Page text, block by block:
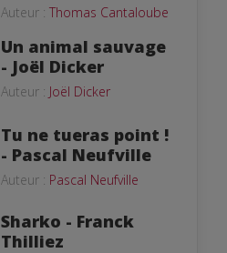
Auteur : Thomas Cantaloube
Un animal sauvage
- Joël Dicker
Auteur : Joël Dicker
Tu ne tueras point !
- Pascal Neufville
Auteur : Pascal Neufville
Sharko - Franck
Thilliez